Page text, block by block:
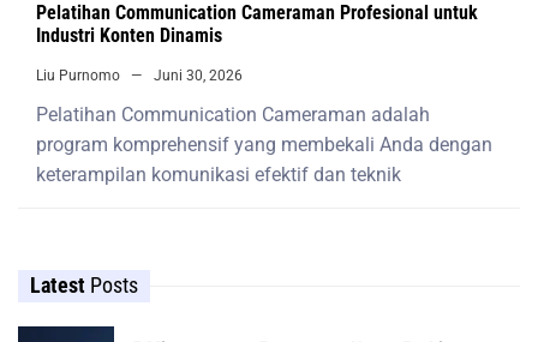
Pelatihan Communication Cameraman Profesional untuk
Industri Konten Dinamis
Liu Purnomo Juni 30, 2026
Pelatihan Communication Cameraman adalah
program komprehensif yang membekali Anda dengan
keterampilan komunikasi efektif dan teknik
Latest Posts